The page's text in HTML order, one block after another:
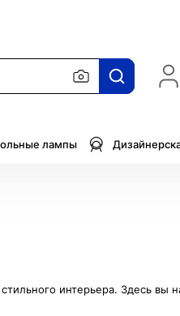
лампы
интерьера. Здесь